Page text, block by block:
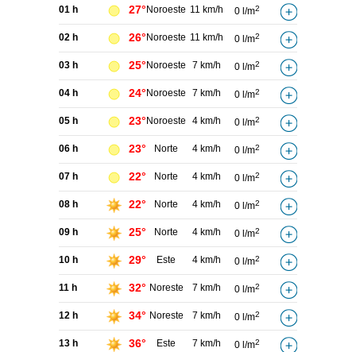
01 h 27° Noroeste 11 km/h 0 l/m2
02 h 26° Noroeste 11 km/h 0 l/m2
03 h 25° Noroeste 7 km/h 0 l/m2
04 h 24° Noroeste 7 km/h 0 l/m2
05 h 23° Noroeste 4 km/h 0 l/m2
06 h 23° Norte 4 km/h 0 l/m2
07 h 22° Norte 4 km/h 0 l/m2
08 h 22° Norte 4 km/h 0 l/m2
09 h 25° Norte 4 km/h 0 l/m2
10 h 29° Este 4 km/h 0 l/m2
11 h 32° Noreste 7 km/h 0 l/m2
12 h 34° Noreste 7 km/h 0 l/m2
13 h 36° Este 7 km/h 0 l/m2